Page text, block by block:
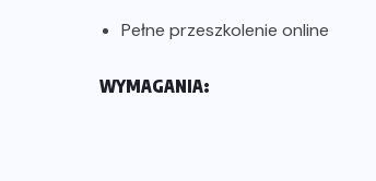
Pełne przeszkolenie online
WYMAGANIA: